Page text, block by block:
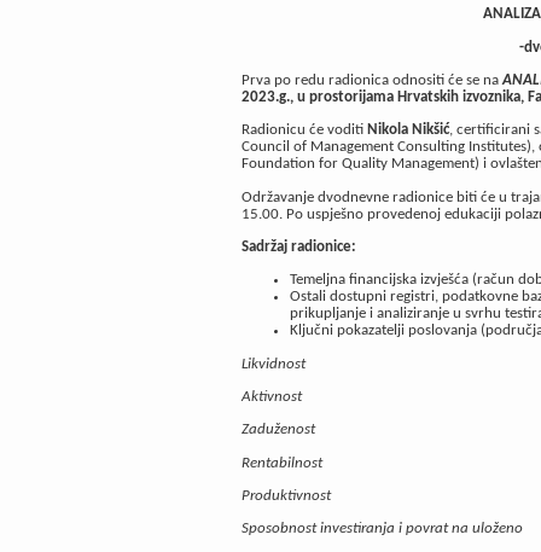
ANALIZA
-
Prva po redu radionica odnositi će se na
2023.g., u prostorijama Hrvatskih izvoznika,
Radionicu će voditi Nikola Nikšić, certificirani
Council of Management Consulting
Foundation for Quality Management) i
Održavanje dvodnevne radionice biti će u
15.00. Po uspješno provedenoj edukaciji
Sadržaj radionice:
Temeljna financijska izvješća (račun
Ostali dostupni registri, podatkovne
prikupljanje i analiziranje u svrhu
Ključni pokazatelji poslovanja
Likvidnost
Aktivnost
Zaduženost
Rentabilnost
Produktivnost
Sposobnost investiranja i povrat na uloženo